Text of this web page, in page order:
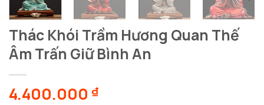
Thác Khói Trầm Hương Quan Thế
Âm Trấn Giữ Bình An
4.400.000 ₫